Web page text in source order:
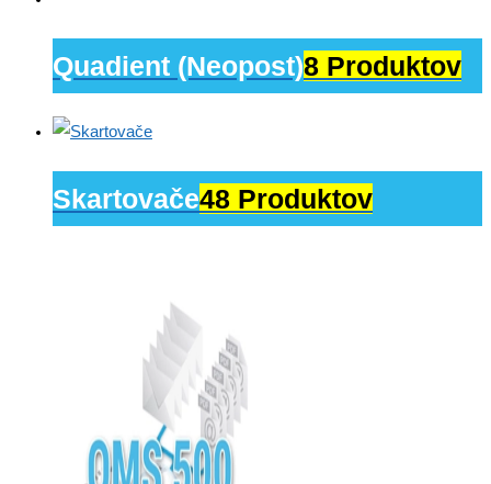
Quadient (Neopost)8 Produktov
Skartovače48 Produktov